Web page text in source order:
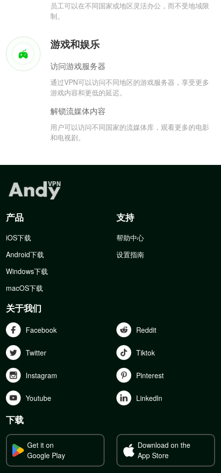
员工可以在不同国家或地区灵活办公，而不受地域限
制。
游戏和娱乐
访问游戏服务器
通过VPN可以访问不同地区的游戏服务器，享受更多
游戏内容和更低的延迟。
解锁流媒体内容
用户可以访问不同国家的流媒体库，观看更多的电影
和电视剧。
产品
iOS下载
Android下载
Windows下载
macOS下载
支持
帮助中心
设置指南
关于我们
Facebook Reddit
Twitter Tiktok
Instagram Pinterest
Youtube Linkedln
下载
Get it on
Google Play
Download on the
App Store